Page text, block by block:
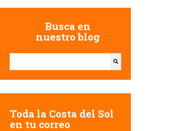
Busca en
nuestro blog
Esto es un campo de búsqueda con una función de
Toda la Costa del Sol
en tu correo